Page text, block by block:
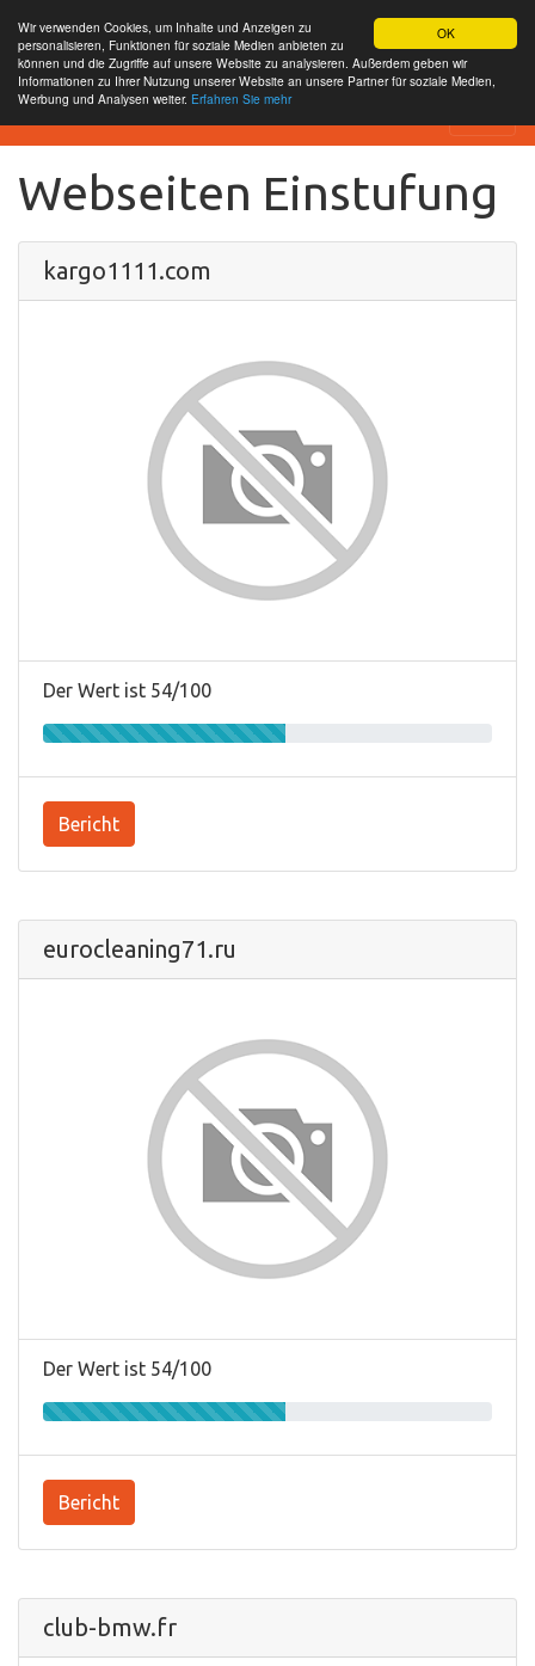
OK
Wir verwenden Cookies, um Inhalte und Anzeigen zu
personalisieren, Funktionen für soziale Medien anbieten zu
können und die Zugriffe auf unsere Website zu analysieren. Außerdem geben wir
Informationen zu Ihrer Nutzung unserer Website an unsere Partner für soziale Medien,
Werbung und Analysen weiter. Erfahren Sie mehr
SEO Analytics
Webseiten Einstufung
kargo1111.com
Der Wert ist 54/100
Bericht
eurocleaning71.ru
Der Wert ist 54/100
Bericht
club-bmw.fr